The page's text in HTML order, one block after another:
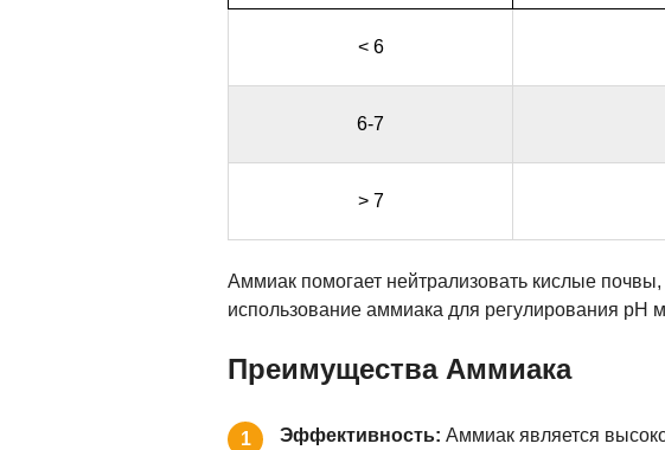
< 6
6-7
> 7
Аммиак помогает нейтрализовать кислые
использование аммиака для регулирования pH
Преимущества Аммиака
1 Эффективность: Аммиак является